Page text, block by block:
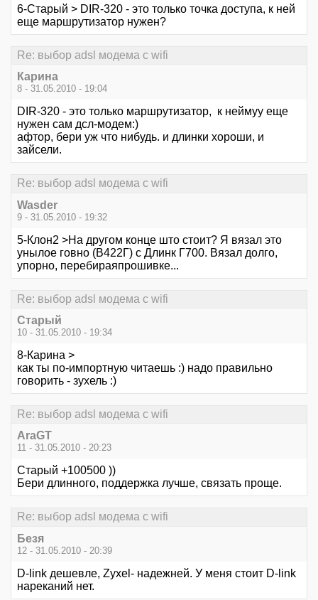
6-Старый > DIR-320 - это только точка доступа, к ней
еще маршрутизатор нужен?
Re: выбор adsl модема с wifi
Карина
8 - 31.05.2010 - 19:04
DIR-320 - это только маршрутизатор, к неймуу еще
нужен сам дсл-модем:)
афтор, бери уж что нибудь. и длинки хороши, и
зайсели.
Re: выбор adsl модема с wifi
Wasder
9 - 31.05.2010 - 19:32
5-Клон2 >На другом конце што стоит? Я вязал это
унылое говно (В422Г) с Длинк Г700. Вязал долго,
упорно, перебираяпрошивке...
Re: выбор adsl модема с wifi
Старый
10 - 31.05.2010 - 19:34
8-Карина >
как ты по-импортную читаешь :) надо правильно
говорить - зухель :)
Re: выбор adsl модема с wifi
AraGT
11 - 31.05.2010 - 20:23
Старый +100500 ))
Бери длинного, поддержка лучше, связать проще.
Re: выбор adsl модема с wifi
Безя
12 - 31.05.2010 - 20:39
D-link дешевле, Zyxel- надежней. У меня стоит D-link
нареканий нет.